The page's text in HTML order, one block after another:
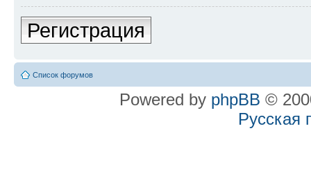
Регистрация
Список форумов
Powered by phpBB ©
Русская